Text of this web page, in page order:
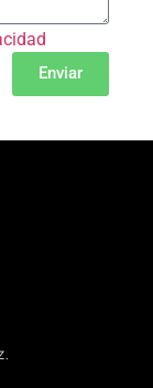
Enviar